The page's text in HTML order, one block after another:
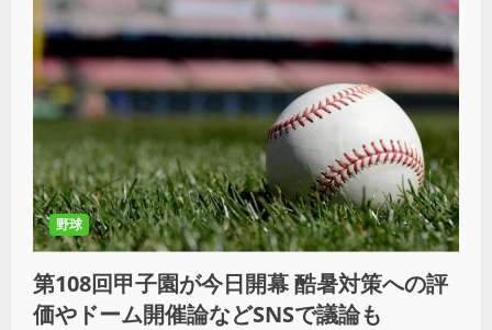
野球
第108回甲子園が今日開幕 酷暑対策への評
価やドーム開催論などSNSで議論も